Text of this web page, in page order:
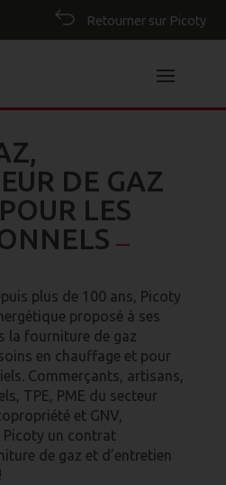
Retourner sur Picoty
DE GAZ
LES
—
plus de 100 ans, Picoty
proposé à ses
la fourniture de gaz
en chauffage et pour
Commerçants, artisans,
TPE, PME du secteur
et GNV,
Picoty un contrat
de gaz et d’entretien